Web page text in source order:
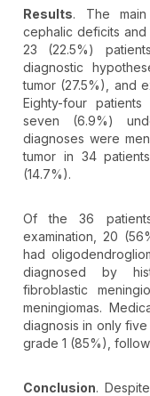
Results. The main
cephalic deficits
23 (22.5%)
diagnostic
tumor (27.5%), and
Eighty-four
seven (6.9%)
diagnoses were
tumor in 34
(14.7%).
Of the 36
examination, 20
had
diagnosed by
fibroblastic
meningiomas.
diagnosis in only
grade 1 (85%),
Conclusion.